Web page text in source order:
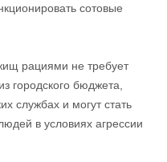
сотовые
рациями не требует
городского бюджета,
службах и могут стать
в условиях агрессии